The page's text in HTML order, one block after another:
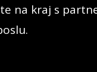
na kraj s